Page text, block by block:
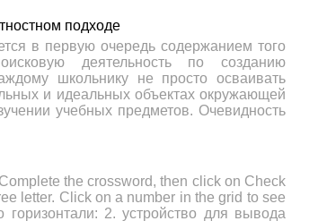
подходе
в первую очередь содержанием того
деятельность по созданию
школьнику не просто осваивать
и идеальных объектах окружающей
учебных предметов. Очевидность
the crossword, then click on Check
letter. Click on a number in the grid to see
2. устройство для вывода